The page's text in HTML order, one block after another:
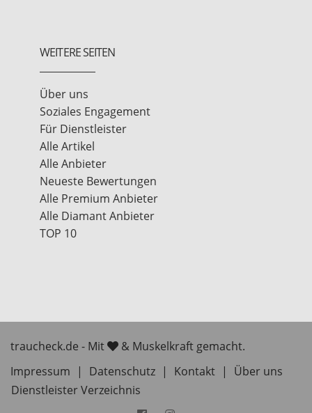
WEITERE SEITEN
Über uns
Soziales Engagement
Für Dienstleister
Alle Artikel
Alle Anbieter
Neueste Bewertungen
Alle Premium Anbieter
Alle Diamant Anbieter
TOP 10
traucheck.de - Mit
& Muskelkraft gemacht.
Impressum
| Datenschutz | Kontakt |
Über uns
Dienstleister Verzeichnis